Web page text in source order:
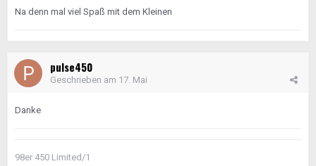
Na denn mal viel Spaß mit dem Kleinen
pulse450
Geschrieben am 17. Mai
Danke
98er 450 Limited/1